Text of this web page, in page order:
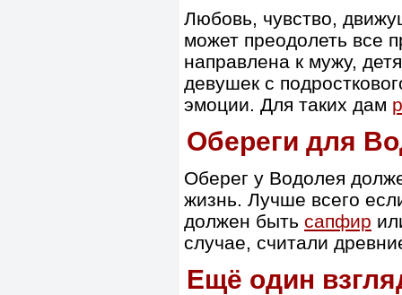
Любовь, чувство,
может преодолеть все
направлена к мужу,
девушек с
эмоции. Для таких дам
Обереги для
Оберег у Водолея
жизнь. Лучше всего
должен быть сапфир
случае, считали
Ещё один